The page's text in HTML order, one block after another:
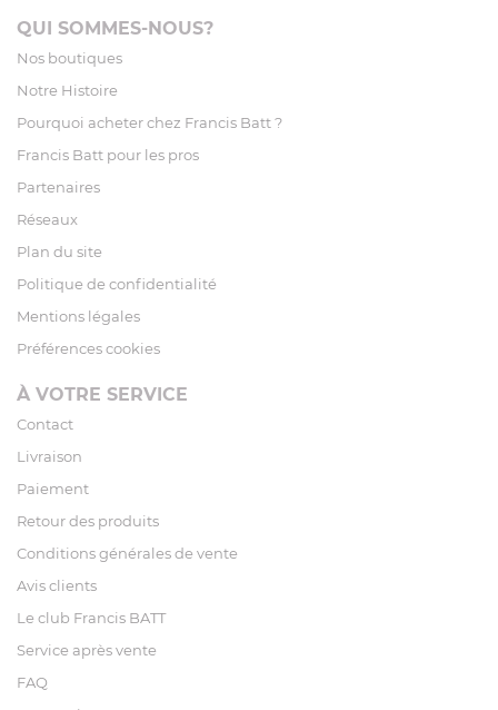
QUI SOMMES-NOUS?
Nos boutiques
Notre Histoire
Pourquoi acheter chez Francis Batt ?
Francis Batt pour les pros
Partenaires
Réseaux
Plan du site
Politique de confidentialité
Mentions légales
Préférences cookies
À VOTRE SERVICE
Contact
Livraison
Paiement
Retour des produits
Conditions générales de vente
Avis clients
Le club Francis BATT
Service après vente
FAQ